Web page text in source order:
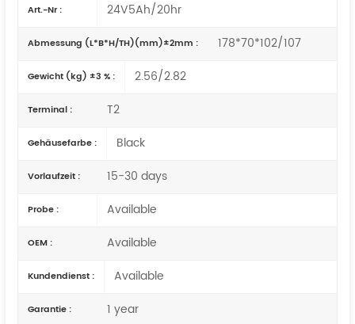
Art.-Nr : 24V5Ah/20hr
Abmessung (L*B*H/TH)(mm)±2mm : 178*70*102/107
Gewicht (kg) ±3 % : 2.56/2.82
Terminal : T2
Gehäusefarbe : Black
Vorlaufzeit : 15-30 days
Probe : Available
OEM : Available
Kundendienst : Available
Garantie : 1 year